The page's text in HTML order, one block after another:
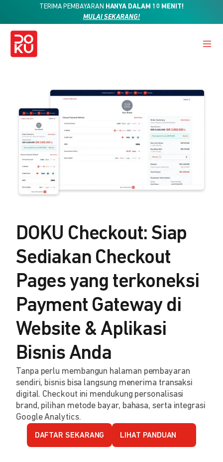
TERIMA PEMBAYARAN HANYA DALAM 10 MENIT!
MULAI SEKARANG!
DOKU Checkout: Siap
Sediakan Checkout
Pages yang terkoneksi
Payment Gateway di
Website & Aplikasi
Bisnis Anda
Tanpa perlu membangun halaman pembayaran
sendiri, bisnis bisa langsung menerima transaksi
digital. Checkout ini mendukung personalisasi
brand, pilihan metode bayar, bahasa, serta integrasi
Google Analytics.
DAFTAR SEKARANG LIHAT PANDUAN